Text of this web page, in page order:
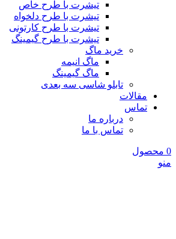
تیشرت با طرح خاص
تیشرت با طرح دلخواه
تیشرت با طرح کارتونی
تیشرت با طرح گیمینگ
خرید ماگ
ماگ انیمه
ماگ گیمینگ
تابلو شاسی سه بعدی
مقالات
تماس
درباره ما
تماس با ما
0 محصول
منو